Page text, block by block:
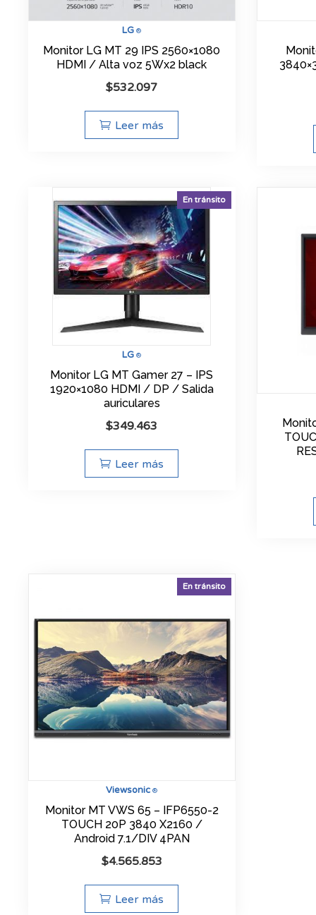
LG ®
Monitor LG MT 29 IPS 2560×1080
HDMI / Alta voz 5Wx2 black
$532.097
Leer más
LG ®
En tránsito
Monitor LG MT Gamer 27 – IPS
1920×1080 HDMI / DP / Salida
auriculares
$349.463
Leer más
Viewsonic ®
En tránsito
Monitor MT VWS 65 – IFP6550-2
TOUCH 20P 3840 X2160 /
Android 7.1/DIV 4PAN
$4.565.853
Leer más